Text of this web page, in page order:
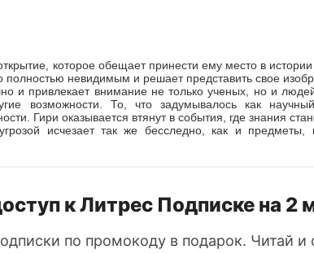
которое обещает принести ему место в
полностью невидимым и решает представить свое
и привлекает внимание не только ученых, но и
возможности. То, что задумывалось как
Гири оказывается втянут в события, где знания
исчезает так же бесследно, как и предметы,
к Литрес Подписке на 2
по промокоду в подарок. Читай и